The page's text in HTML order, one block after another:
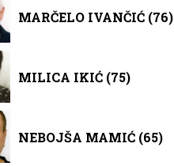
MARČELO IVANČIĆ (76)
MILICA IKIĆ (75)
NEBOJŠA MAMIĆ (65)